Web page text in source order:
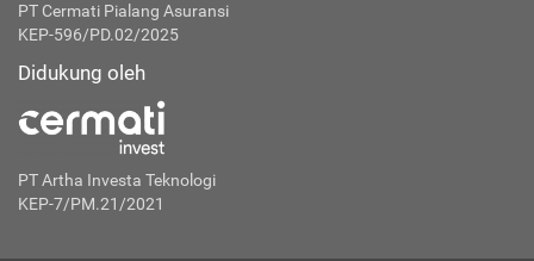
PT Cermati Pialang Asuransi
KEP-596/PD.02/2025
Didukung oleh
PT Artha Investa Teknologi
KEP-7/PM.21/2021